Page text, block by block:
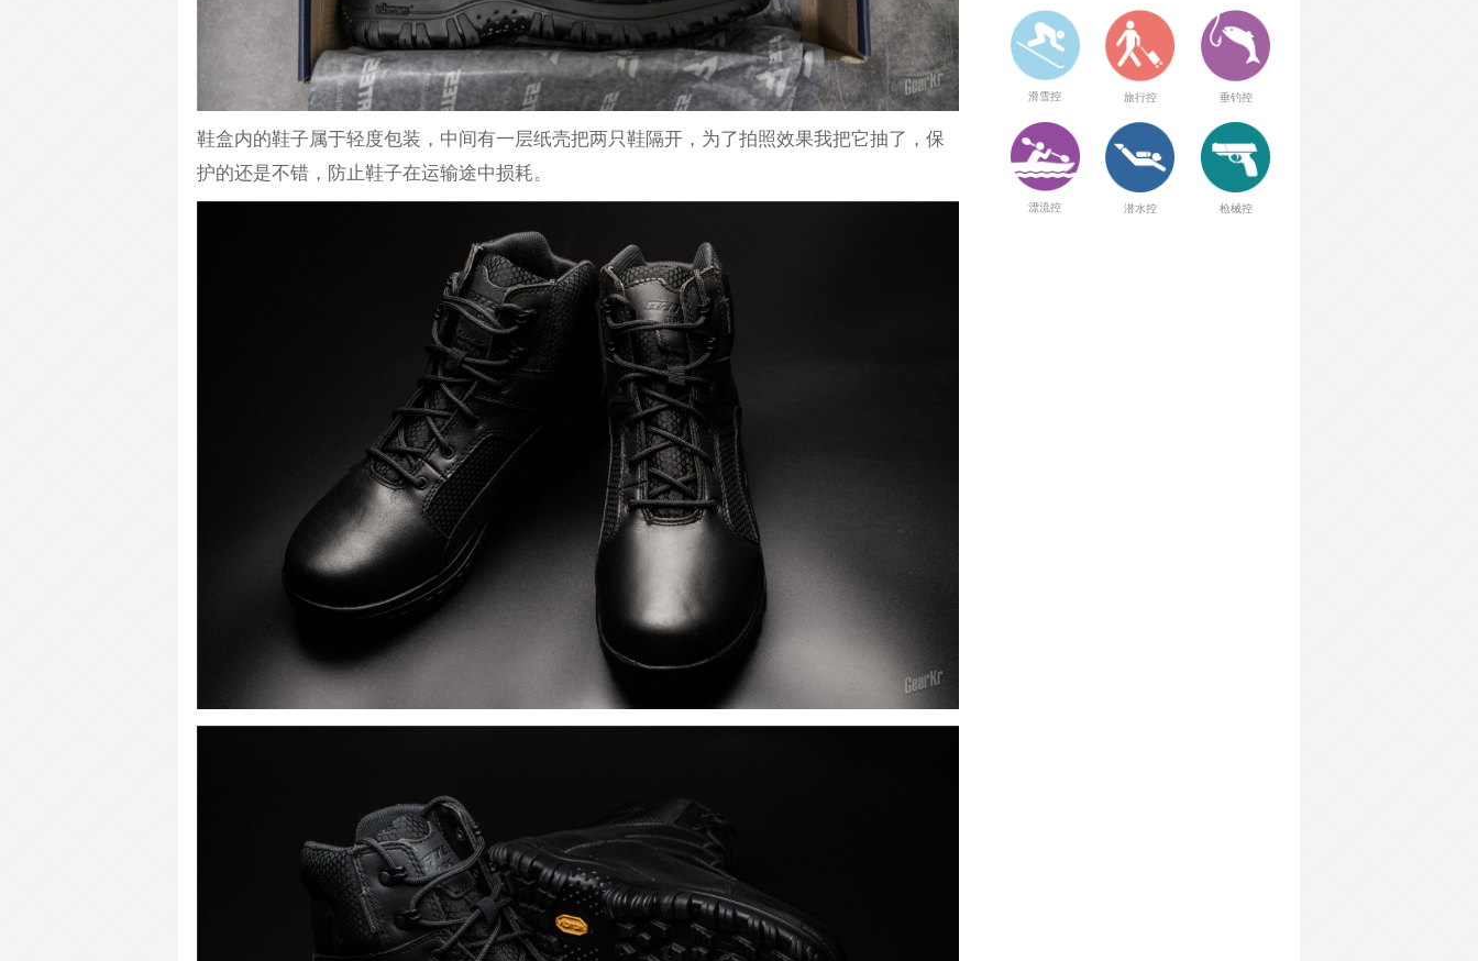
鞋盒内的鞋子属于轻度包装，中间有一层纸壳把两只鞋隔开，为了拍照效果我把它抽了，保
护的还是不错，防止鞋子在运输途中损耗。
滑雪控 旅行控 垂钓控
漂流控 潜水控 枪械控